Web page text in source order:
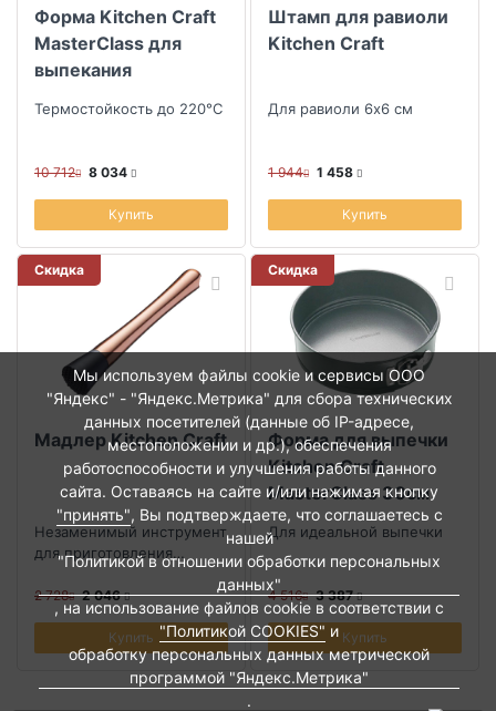
Форма Kitchen Craft
MasterClass для
выпекания
Термостойкость до 220°C
10 712 8 034
Купить
Штамп для равиоли
Kitchen Craft
Для равиоли 6х6 см
1 944 1 458
Купить
Скидка
Мадлер Kitchen Craft
Незаменимый инструмент
для приготовления
2 728 2 046
Купить
Скидка
Форма для выпечки
Kitchen Craft
MasterClass 30см
Для идеальной выпечки
4 516 3 387
Купить
Мы используем файлы cookie и сервисы ООО
"Яндекс" - "Яндекс.Метрика" для сбора технических
данных посетителей (данные об IP-адресе,
местоположении и др.), обеспечения
работоспособности и улучшения работы данного
сайта. Оставаясь на сайте и/или нажимая кнопку
"принять", Вы подтверждаете, что соглашаетесь с
нашей
"Политикой в отношении обработки персональных
данных"
, на использование файлов cookie в соответствии с
"Политикой COOKIES" и
обработку персональных данных метрической
программой "Яндекс.Метрика"
.